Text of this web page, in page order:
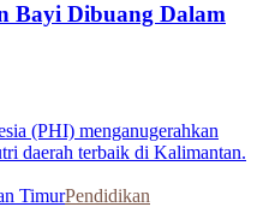
Bayi Dibuang Dalam
TimurPendidikan